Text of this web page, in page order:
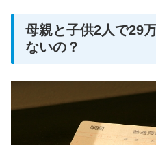
母親と子供2人で29
ないの？